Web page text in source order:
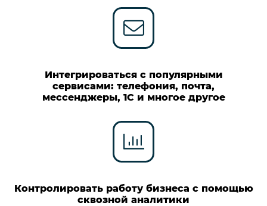
Интегрироваться с популярными
сервисами: телефония, почта,
мессенджеры, 1С и многое другое
Контролировать работу бизнеса с помощью
сквозной аналитики